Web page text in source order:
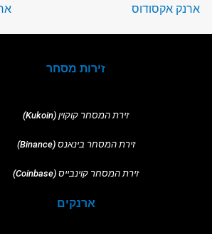
ארנק אקסודוס
זירות מסחר
זירת המסחר קוקוין (Kukoin)
זירת המסחר בינאנס (Binance)
זירת המסחר קוינבייס (Coinbase)
ארנקים